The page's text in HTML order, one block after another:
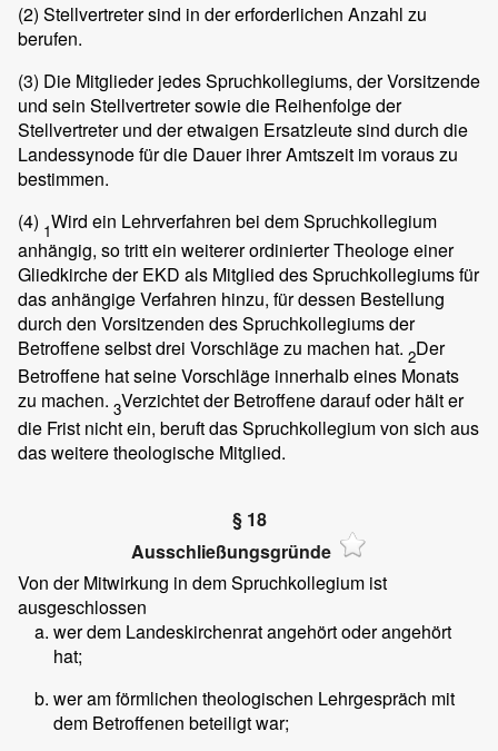
(2) Stellvertreter sind in der erforderlichen Anzahl zu
berufen.
(3) Die Mitglieder jedes Spruchkollegiums, der Vorsitzende
und sein Stellvertreter sowie die Reihenfolge der
Stellvertreter und der etwaigen Ersatzleute sind durch die
Landessynode für die Dauer ihrer Amtszeit im voraus zu
bestimmen.
(4) 1Wird ein Lehrverfahren bei dem Spruchkollegium
anhängig, so tritt ein weiterer ordinierter Theologe einer
Gliedkirche der EKD als Mitglied des Spruchkollegiums für
das anhängige Verfahren hinzu, für dessen Bestellung
durch den Vorsitzenden des Spruchkollegiums der
Betroffene selbst drei Vorschläge zu machen hat. 2Der
Betroffene hat seine Vorschläge innerhalb eines Monats
zu machen. 3Verzichtet der Betroffene darauf oder hält er
die Frist nicht ein, beruft das Spruchkollegium von sich aus
das weitere theologische Mitglied.
§ 18
Ausschließungsgründe
Von der Mitwirkung in dem Spruchkollegium ist
ausgeschlossen
wer dem Landeskirchenrat angehört oder angehört
hat;
wer am förmlichen theologischen Lehrgespräch mit
dem Betroffenen beteiligt war;